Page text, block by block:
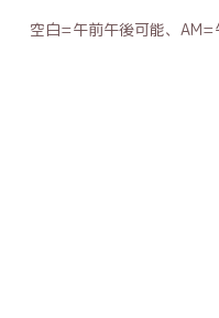
空白=午前午後可能、